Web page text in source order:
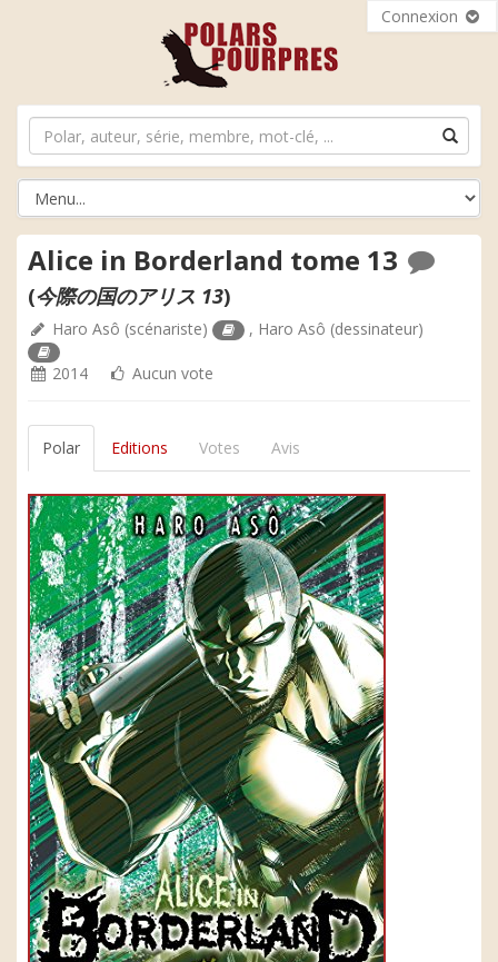
Connexion
Alice in Borderland tome 13
(今際の国のアリス 13)
Haro Asô (scénariste) , Haro Asô (dessinateur)
2014 Aucun vote
Polar Editions Votes Avis